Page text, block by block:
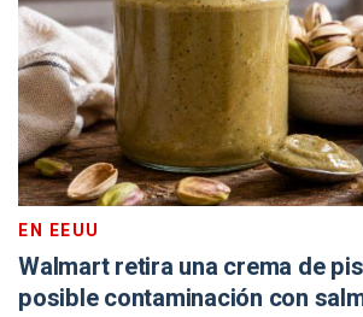
EN EEUU
Walmart retira una crema de
posible contaminación con